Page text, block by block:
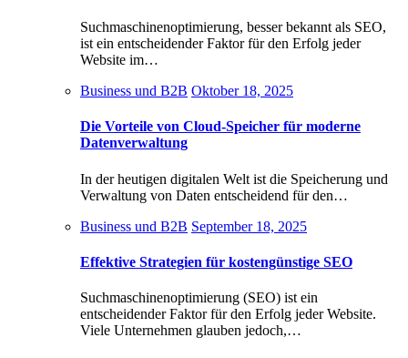
Suchmaschinenoptimierung, besser bekannt als SEO,
ist ein entscheidender Faktor für den Erfolg jeder
Website im…
Business und B2B Oktober 18, 2025
Die Vorteile von Cloud-Speicher für moderne
Datenverwaltung
In der heutigen digitalen Welt ist die Speicherung und
Verwaltung von Daten entscheidend für den…
Business und B2B September 18, 2025
Effektive Strategien für kostengünstige SEO
Suchmaschinenoptimierung (SEO) ist ein
entscheidender Faktor für den Erfolg jeder Website.
Viele Unternehmen glauben jedoch,…